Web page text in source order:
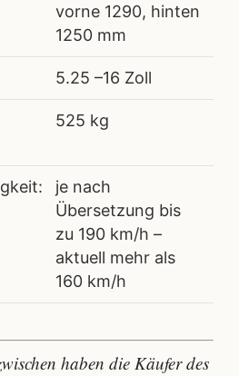
vorne 1290, hinten
1250 mm
5.25 –16 Zoll
525 kg
je nach
Übersetzung bis
zu 190 km/h –
aktuell mehr als
160 km/h
haben die Käufer des